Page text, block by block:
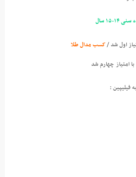
کسب مدال طلا
چهارم شد
: